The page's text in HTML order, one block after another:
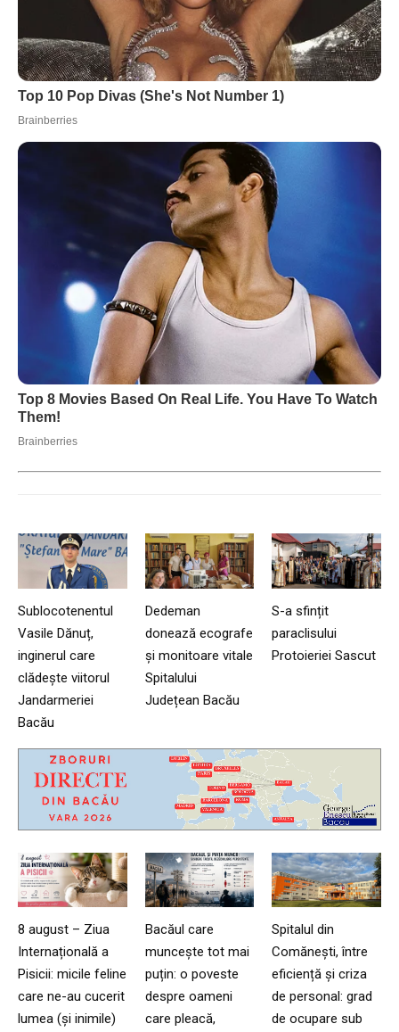
Sublocotenentul
Vasile Dănuț,
inginerul care
clădește viitorul
Jandarmeriei
Bacău
Dedeman
donează ecografe
și monitoare vitale
Spitalului
Județean Bacău
S-a sfințit
paraclisului
Protoieriei Sascut
8 august – Ziua
Internațională a
Pisicii: micile feline
care ne-au cucerit
lumea (și inimile)
Bacăul care
muncește tot mai
puțin: o poveste
despre oameni
care pleacă,
Spitalul din
Comănești, între
eficiență și criza
de personal: grad
de ocupare sub